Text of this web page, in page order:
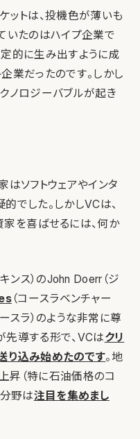
ットは、投機色が薄いも
いたのはハイプ企業で
的に生み出すように成
業だったのです。しかし
ノロジーバブルが起き
はソフトウェアやインタ
でした。しかしVCは、
を喜ばせるには、何か
ンス）のJohn Doerr（ジ
（コースラベンチャー
スラ）のような非常に尊
導する形で、VCはクリ
り込み始めたのです。地
昇（特に石油価格のコ
分野は注目を集めまし